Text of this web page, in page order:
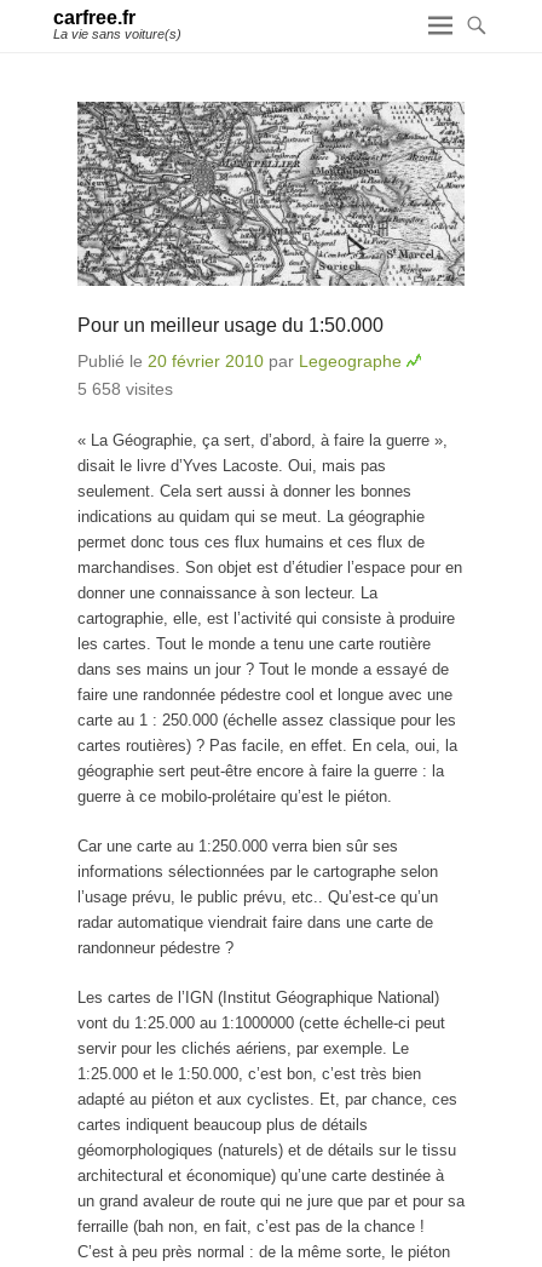
carfree.fr
La vie sans voiture(s)
Pour un meilleur usage du 1:50.000
Publié le 20 février 2010 par Legeographe
5 658 visites
« La Géographie, ça sert, d’abord, à faire la guerre »,
disait le livre d’Yves Lacoste. Oui, mais pas
seulement. Cela sert aussi à donner les bonnes
indications au quidam qui se meut. La géographie
permet donc tous ces flux humains et ces flux de
marchandises. Son objet est d’étudier l’espace pour en
donner une connaissance à son lecteur. La
cartographie, elle, est l’activité qui consiste à produire
les cartes. Tout le monde a tenu une carte routière
dans ses mains un jour ? Tout le monde a essayé de
faire une randonnée pédestre cool et longue avec une
carte au 1 : 250.000 (échelle assez classique pour les
cartes routières) ? Pas facile, en effet. En cela, oui, la
géographie sert peut-être encore à faire la guerre : la
guerre à ce mobilo-prolétaire qu’est le piéton.
Car une carte au 1:250.000 verra bien sûr ses
informations sélectionnées par le cartographe selon
l’usage prévu, le public prévu, etc.. Qu’est-ce qu’un
radar automatique viendrait faire dans une carte de
randonneur pédestre ?
Les cartes de l’IGN (Institut Géographique National)
vont du 1:25.000 au 1:1000000 (cette échelle-ci peut
servir pour les clichés aériens, par exemple. Le
1:25.000 et le 1:50.000, c’est bon, c’est très bien
adapté au piéton et aux cyclistes. Et, par chance, ces
cartes indiquent beaucoup plus de détails
géomorphologiques (naturels) et de détails sur le tissu
architectural et économique) qu’une carte destinée à
un grand avaleur de route qui ne jure que par et pour sa
ferraille (bah non, en fait, c’est pas de la chance !
C’est à peu près normal : de la même sorte, le piéton